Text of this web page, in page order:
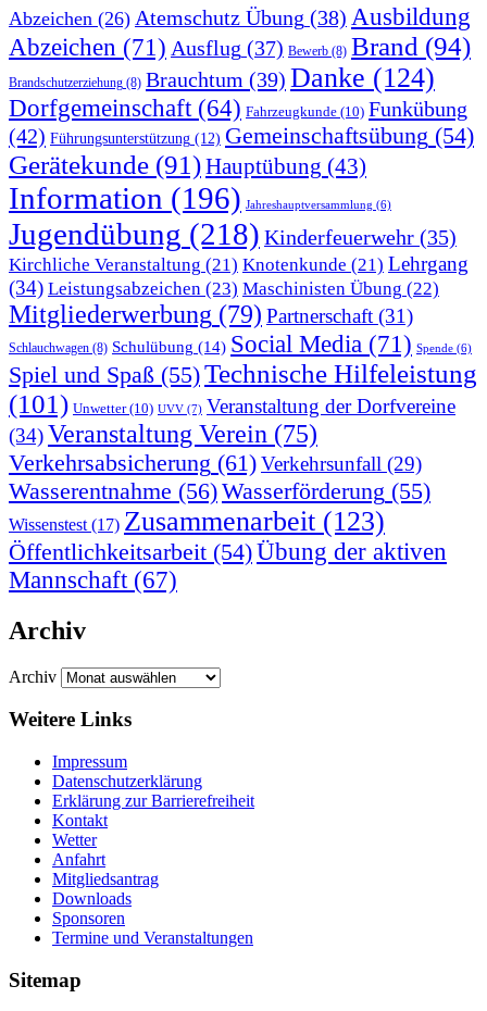
Abzeichen (26) Atemschutz Übung (38) Ausbildung
Abzeichen (71) Ausflug (37) Bewerb (8) Brand (94)
Brandschutzerziehung (8) Brauchtum (39) Danke (124)
Dorfgemeinschaft (64) Fahrzeugkunde (10) Funkübung
(42) Führungsunterstützung (12) Gemeinschaftsübung (54)
Gerätekunde (91)Hauptübung (43)
Information (196) Jahreshauptversammlung (6)
Jugendübung (218) Kinderfeuerwehr (35)
Kirchliche Veranstaltung (21) Knotenkunde (21) Lehrgang
(34) Leistungsabzeichen (23) Maschinisten Übung (22)
Mitgliederwerbung (79) Partnerschaft (31)
Schlauchwagen (8) Schulübung (14) Social Media (71) Spende (6)
Spiel und Spaß (55)Technische Hilfeleistung
(101) Unwetter(10) UVV (7) Veranstaltung der Dorfvereine
(34)Veranstaltung Verein (75)
Verkehrsabsicherung (61)Verkehrsunfall (29)
Wasserentnahme (56)Wasserförderung (55)
Wissenstest (17) Zusammenarbeit (123)
Öffentlichkeitsarbeit (54)Übung der aktiven
Mannschaft (67)
Archiv
Archiv
Weitere Links
Impressum
Datenschutzerklärung
Erklärung zur Barriere­frei­heit
Kontakt
Wetter
Anfahrt
Mitgliedsantrag
Downloads
Sponsoren
Termine und Veranstaltungen
Sitemap